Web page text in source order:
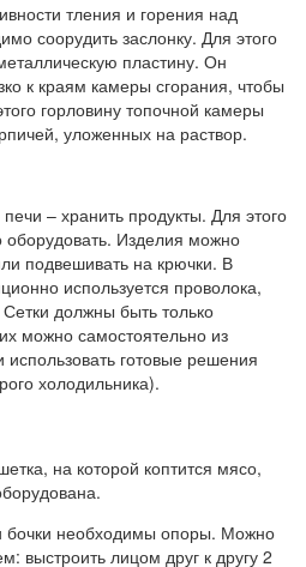
тления и горения над
соорудить заслонку. Для этого
пластину. Он
к краям камеры сгорания, чтобы
горловину топочной камеры
уложенных на раствор.
– хранить продукты. Для этого
Изделия можно
подвешивать на крючки. В
используется проволока,
должны быть только
можно самостоятельно из
готовые решения
холодильника).
на которой коптится мясо,
бочки необходимы опоры. Можно
выстроить лицом друг к другу 2